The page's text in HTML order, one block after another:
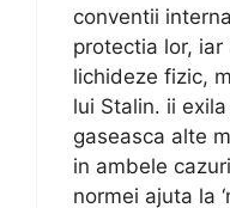
conventii
protectia lor,
lichideze fizic,
lui Stalin. ii
gaseasca alte
in ambele
normei ajuta la